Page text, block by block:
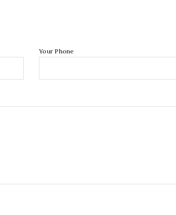
Your Phone